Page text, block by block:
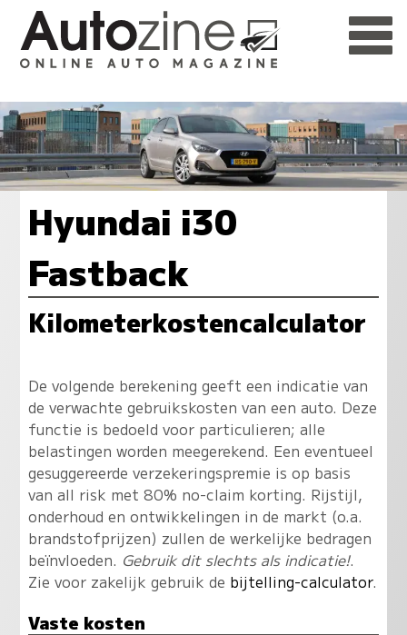
Hyundai i30
Fastback
Kilometerkostencalculator
De volgende berekening geeft een indicatie van
de verwachte gebruikskosten van een auto. Deze
functie is bedoeld voor particulieren; alle
belastingen worden meegerekend. Een eventueel
gesuggereerde verzekeringspremie is op basis
van all risk met 80% no-claim korting. Rijstijl,
onderhoud en ontwikkelingen in de markt (o.a.
brandstofprijzen) zullen de werkelijke bedragen
beïnvloeden. Gebruik dit slechts als indicatie!.
Zie voor zakelijk gebruik de bijtelling-calculator.
Vaste kosten